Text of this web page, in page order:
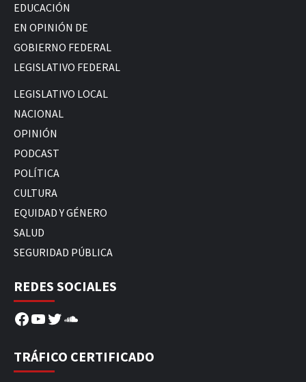
EDUCACIÓN
EN OPINIÓN DE
GOBIERNO FEDERAL
LEGISLATIVO FEDERAL
LEGISLATIVO LOCAL
NACIONAL
OPINIÓN
PODCAST
POLÍTICA
CULTURA
EQUIDAD Y GÉNERO
SALUD
SEGURIDAD PÚBLICA
REDES SOCIALES
Facebook
YouTube
Twitter
SoundCloud
TRÁFICO CERTIFICADO